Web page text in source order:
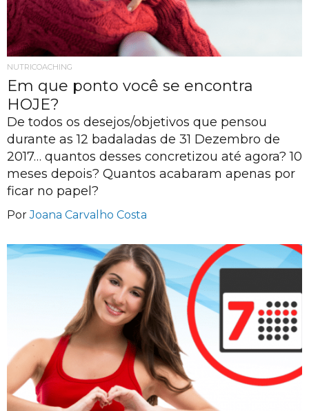
NUTRICOACHING
Em que ponto você se encontra
HOJE?
De todos os desejos/objetivos que pensou
durante as 12 badaladas de 31 Dezembro de
2017… quantos desses concretizou até agora? 10
meses depois? Quantos acabaram apenas por
ficar no papel?
PorJoana Carvalho Costa